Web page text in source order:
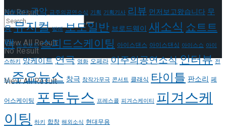
No Result
View All Result
No Result
View All Result
관현악단 국악 금주의공연소식 기획 기획기사 리뷰 먼저보고왔습니다 무
용뮤지컬 발레 보도일반 브로드웨이 새소식쇼트트
랙 스노보드 스피드스케이팅 아이스댄스 아이스댄싱 아이스쇼 아이
스하키 앙케이트연극 영화 오페라 이주의공연소식인터뷰 전
시 주요뉴스 창극 창작가무극 콘서트 클래식 타이틀 판소리 페
어스케이팅 포토뉴스 프레스콜 피겨스케이티 피겨스케
이팅 하키 합창 해외소식 현대무용